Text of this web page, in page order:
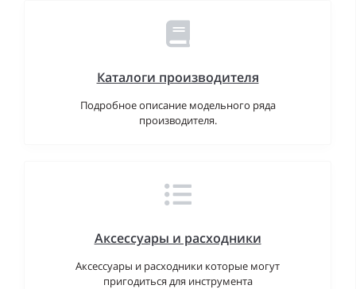
Каталоги производителя
Подробное описание модельного ряда
производителя.
Аксессуары и расходники
Аксессуары и расходники которые могут
пригодиться для инструмента